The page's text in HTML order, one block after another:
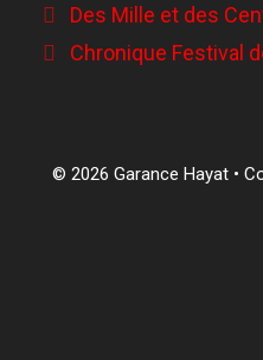
Des Mille et des
Chronique Festival
© 2026 Garance Hayat •